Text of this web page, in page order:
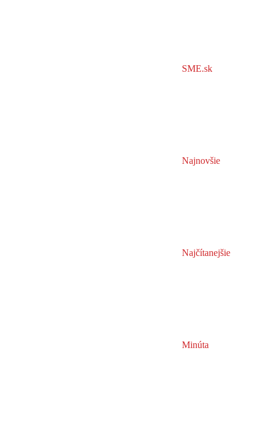
SME.sk
Najnovšie
Najčítanejšie
Minúta